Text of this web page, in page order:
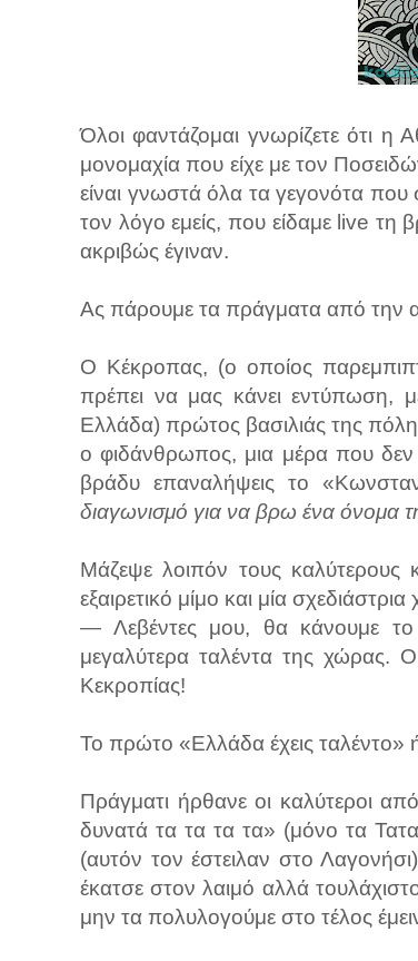
Όλοι φαντάζομαι γνωρίζετε ότι
μονομαχία που είχε με τον
είναι γνωστά όλα τα γεγονότα που
τον λόγο εμείς, που είδαμε live τη
ακριβώς έγιναν.
Ας πάρουμε τα πράγματα από την
Ο Κέκροπας, (ο οποίος
πρέπει να μας κάνει εντύπωση,
Ελλάδα) πρώτος βασιλιάς της
ο φιδάνθρωπος, μια μέρα που δεν
βράδυ επαναλήψεις το
διαγωνισμό για να βρω ένα όνομα
Μάζεψε λοιπόν τους καλύτερους
εξαιρετικό μίμο και μία
— Λεβέντες μου, θα κάνουμε
μεγαλύτερα ταλέντα της χώρας.
Κεκροπίας!
Το πρώτο «Ελλάδα έχεις ταλέντο»
Πράγματι ήρθανε οι καλύτεροι
δυνατά τα τα τα τα» (μόνο τα
(αυτόν τον έστειλαν στο
έκατσε στον λαιμό αλλά
μην τα πολυλογούμε στο τέλος